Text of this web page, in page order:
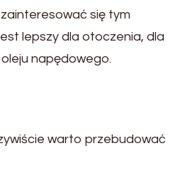
się tym
lepszy dla otoczenia, dla
napędowego.
warto przebudować